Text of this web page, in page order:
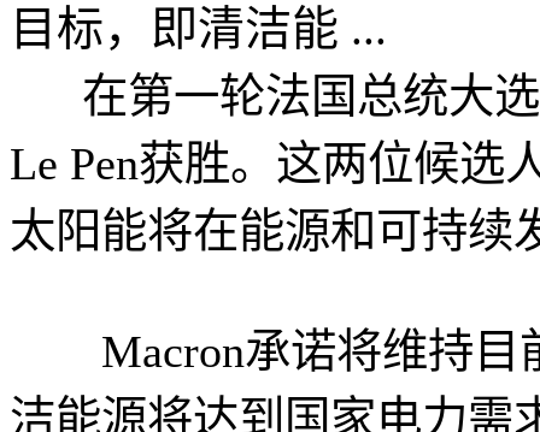
目标，即清洁能 ...
在第一轮法国总统大选
Le Pen获胜。这两位候选
太阳能将在能源和可持续
Macron承诺将维持目
洁能源将达到国家电力需